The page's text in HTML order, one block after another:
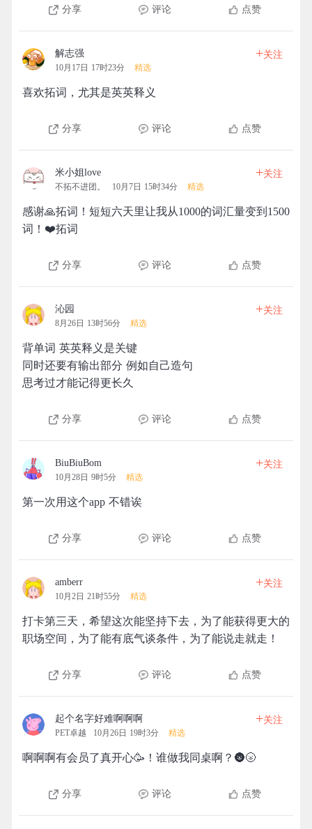
分享 评论 点赞
解志强
10月17日 17时23分 精选
+关注
喜欢拓词，尤其是英英释义
分享 评论 点赞
米小姐love
不拓不进团。 10月7日 15时34分 精选
+关注
感谢🙏拓词！短短六天里让我从1000的词汇量变到1500
词！❤️拓词
分享 评论 点赞
沁园
8月26日 13时56分 精选
+关注
背单词 英英释义是关键
同时还要有输出部分 例如自己造句
思考过才能记得更长久
分享 评论 点赞
BiuBiuBom
10月28日 9时5分 精选
+关注
第一次用这个app 不错诶
分享 评论 点赞
amberr
10月2日 21时55分 精选
+关注
打卡第三天，希望这次能坚持下去，为了能获得更大的
职场空间，为了能有底气谈条件，为了能说走就走！
分享 评论 点赞
起个名字好难啊啊啊
PET卓越 10月26日 19时3分 精选
+关注
啊啊啊有会员了真开心🥳！谁做我同桌啊？🌚🌝
分享 评论 点赞